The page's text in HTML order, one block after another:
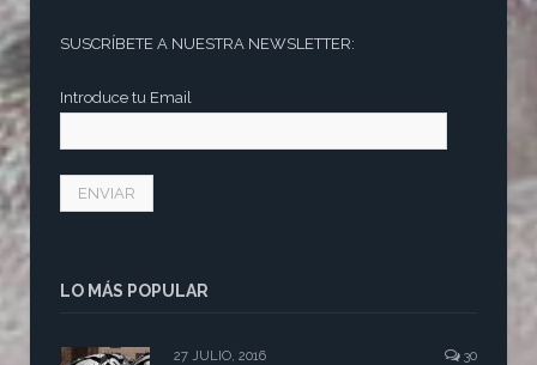
SUSCRÍBETE A NUESTRA NEWSLETTER:
Introduce tu Email
LO MÁS POPULAR
27 JULIO, 2016 30